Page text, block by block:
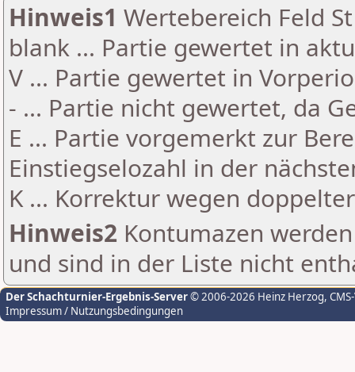
Hinweis1 Wertebereich Feld
blank ... Partie gewertet in
V ... Partie gewertet in
- ... Partie nicht gewertet, da
E ... Partie vorgemerkt zur
Einstiegselozahl in der
K ... Korrektur wegen
Hinweis2 Kontumazen
und sind in der Liste nicht
Der Schachturnier-Ergebnis-Server© 2006-2026 Heinz Herzog,
Impressum / Nutzungsbedingungen